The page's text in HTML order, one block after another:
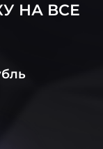
НА ВСЕ